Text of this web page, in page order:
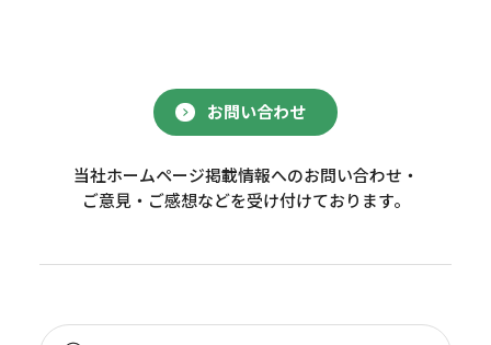
お問い合わせ
当社ホームページ掲載情報へのお問い合わせ・
ご意見・ご感想などを受け付けております。